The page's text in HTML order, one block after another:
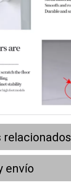
relacionados
envío